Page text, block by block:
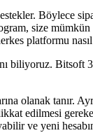
Böylece
size
platformu
biliyoruz.
olanak tanır.
edilmesi
ve yeni